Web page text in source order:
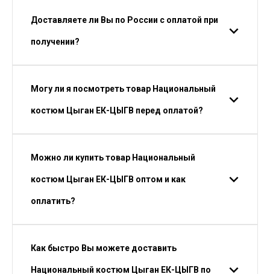
Доставляете ли Вы по России с оплатой при
получении?
Могу ли я посмотреть товар Национальный
костюм Цыган ЕК-ЦЫГВ перед оплатой?
Можно ли купить товар Национальный
костюм Цыган ЕК-ЦЫГВ оптом и как
оплатить?
Как быстро Вы можете доставить
Национальный костюм Цыган ЕК-ЦЫГВ по